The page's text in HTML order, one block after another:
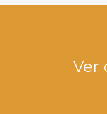
Ver